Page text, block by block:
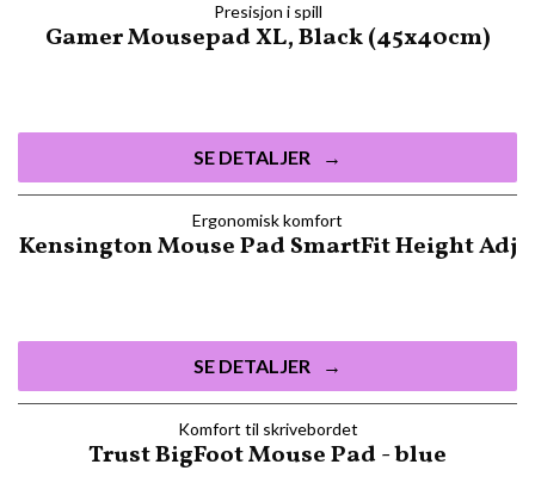
Presisjon i spill
Gamer Mousepad XL, Black (45x40cm)
SE DETALJER
Ergonomisk komfort
Kensington Mouse Pad SmartFit Height Adj
SE DETALJER
Komfort til skrivebordet
Trust BigFoot Mouse Pad - blue